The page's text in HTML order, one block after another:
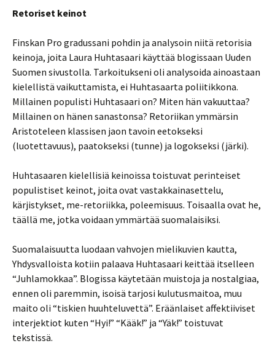
Retoriset keinot
Finskan Pro gradussani pohdin ja analysoin niitä retorisia
keinoja, joita Laura Huhtasaari käyttää blogissaan Uuden
Suomen sivustolla. Tarkoitukseni oli analysoida ainoastaan
kielellistä vaikuttamista, ei Huhtasaarta poliitikkona.
Millainen populisti Huhtasaari on? Miten hän vakuuttaa?
Millainen on hänen sanastonsa? Retoriikan ymmärsin
Aristoteleen klassisen jaon tavoin eetokseksi
(luotettavuus), paatokseksi (tunne) ja logokseksi (järki).
Huhtasaaren kielellisiä keinoissa toistuvat perinteiset
populistiset keinot, joita ovat vastakkainasettelu,
kärjistykset, me-retoriikka, poleemisuus. Toisaalla ovat he,
täällä me, jotka voidaan ymmärtää suomalaisiksi.
Suomalaisuutta luodaan vahvojen mielikuvien kautta,
Yhdysvalloista kotiin palaava Huhtasaari keittää itselleen
“Juhlamokkaa”. Blogissa käytetään muistoja ja nostalgiaa,
ennen oli paremmin, isoisä tarjosi kulutusmaitoa, muu
maito oli “tiskien huuhteluvettä”. Eräänlaiset affektiiviset
interjektiot kuten “Hyi!” “Kääk!” ja “Yäk!” toistuvat
tekstissä.